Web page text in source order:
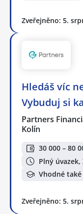
Zveřejněno: 5.
Hledáš víc
Vybuduj si
Partners
Kolín
30 000 – 80
Plný
Vhodné
Zveřejněno: 5.